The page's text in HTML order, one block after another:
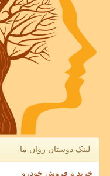
لینک دوستان روان ما
خرید و فروش خودرو